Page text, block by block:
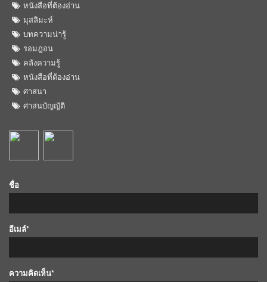
หนังสือที่ต้องอ่าน
มุสลิมะห์
บทความน่ารู้
รอมฎอน
คลังความรู้
หนังสือที่ต้องอ่าน
ศาสนา
ศาสนบัญญัติ
ชื่อ
อีเมล์*
ความคิดเห็น*